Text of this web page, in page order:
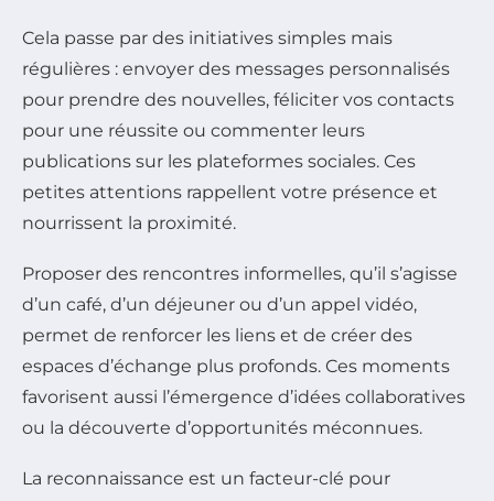
Cela passe par des initiatives simples mais
régulières : envoyer des messages personnalisés
pour prendre des nouvelles, féliciter vos contacts
pour une réussite ou commenter leurs
publications sur les plateformes sociales. Ces
petites attentions rappellent votre présence et
nourrissent la proximité.
Proposer des rencontres informelles, qu’il s’agisse
d’un café, d’un déjeuner ou d’un appel vidéo,
permet de renforcer les liens et de créer des
espaces d’échange plus profonds. Ces moments
favorisent aussi l’émergence d’idées collaboratives
ou la découverte d’opportunités méconnues.
La reconnaissance est un facteur-clé pour